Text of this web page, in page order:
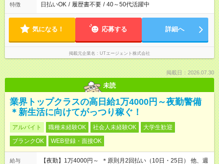
特徴 日払いOK / 履歴書不要 / 40～50代活躍中
気になる！ 応募する 詳細へ
掲載元企業名 UTエージェント株式会社
掲載日：2026.07.30
未読
業界トップクラスの高日給1万4000円～夜勤警備
＊新生活に向けてがっつり稼ぐ！
アルバイト 職種未経験OK 社会人未経験OK
大学生歓迎
ブランクOK
WEB登録・面接OK
給与
【夜勤】1万4000円～ ＊原則月2回払い（10日・25日） 他、週